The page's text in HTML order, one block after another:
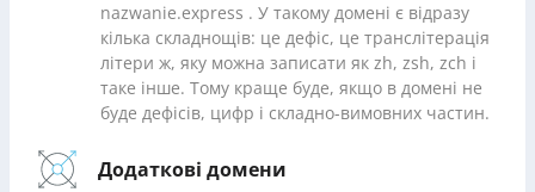
nazwanie.express . У такому домені є відразу
кілька складнощів: це дефіс, це транслітерація
літери ж, яку можна записати як zh, zsh, zch і
таке інше. Тому краще буде, якщо в домені не
буде дефісів, цифр і складно-вимовних частин.
Додаткові домени